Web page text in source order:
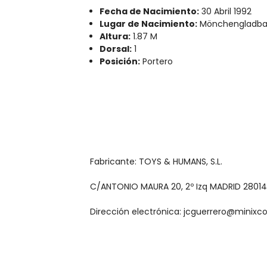
Fecha de Nacimiento: 30 Abril 1992
Lugar de Nacimiento:
Altura: 1.87 M
Dorsal: 1
Posición: Portero
Fabricante: TOYS & HUMANS, S.L.
C/ANTONIO MAURA 20, 2º Izq MADRID
Dirección electrónica: